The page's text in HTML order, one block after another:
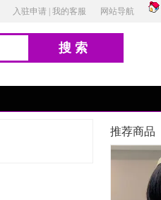
入驻申请 我的客服 网站导航
搜索
推荐商品